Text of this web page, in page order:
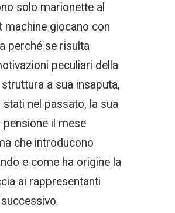
solo marionette al
giocano con
perché se risulta
peculiari della
a sua insaputa,
nel passato, la sua
il mese
che introducono
e come ha origine la
ai rappresentanti